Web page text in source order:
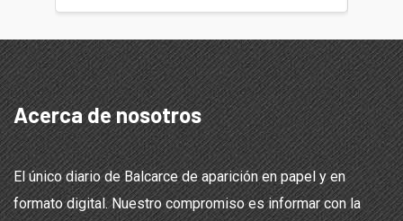
Acerca de nosotros
El único diario de Balcarce de aparición en papel y en
formato digital. Nuestro compromiso es informar con la